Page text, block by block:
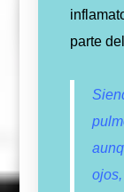
parte